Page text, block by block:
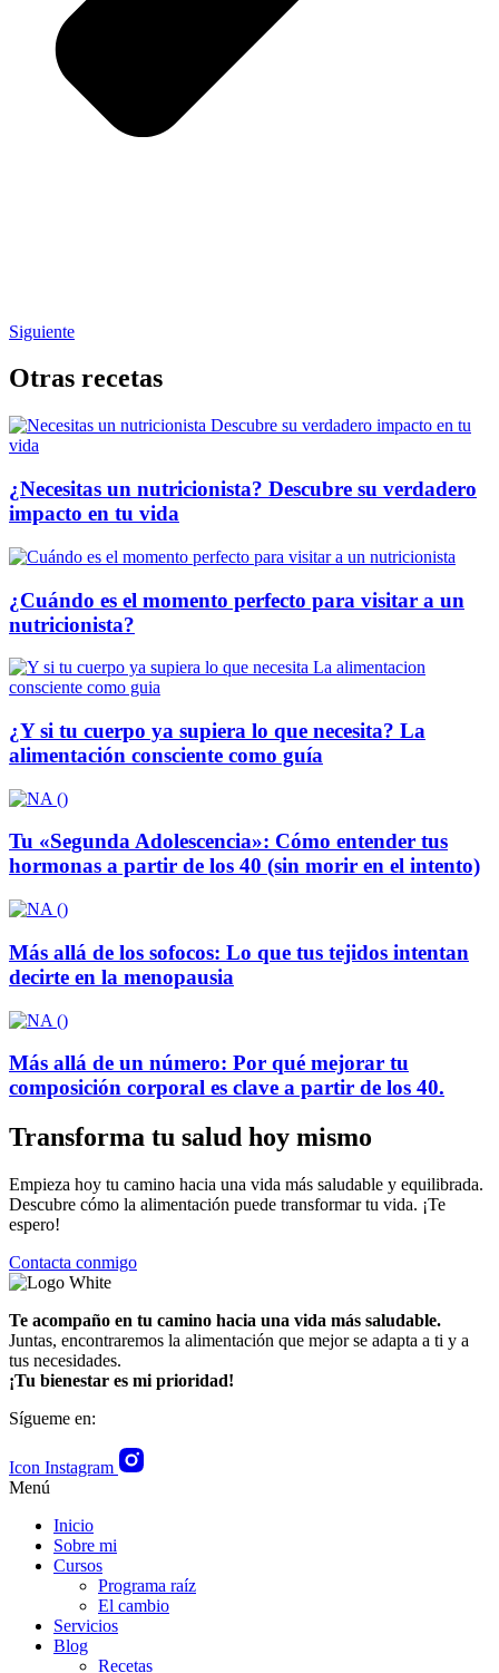
Siguiente
Otras recetas
¿Necesitas un nutricionista? Descubre su verdadero
impacto en tu vida
¿Cuándo es el momento perfecto para visitar a un
nutricionista?
¿Y si tu cuerpo ya supiera lo que necesita? La
alimentación consciente como guía
Tu «Segunda Adolescencia»: Cómo entender tus
hormonas a partir de los 40 (sin morir en el intento)
Más allá de los sofocos: Lo que tus tejidos intentan
decirte en la menopausia
Más allá de un número: Por qué mejorar tu
composición corporal es clave a partir de los 40.
Transforma tu salud hoy mismo
Empieza hoy tu camino hacia una vida más saludable y equilibrada.
Descubre cómo la alimentación puede transformar tu vida. ¡Te
espero!
Contacta conmigo
Te acompaño en tu camino hacia una vida más saludable.
Juntas, encontraremos la alimentación que mejor se adapta a ti y a
tus necesidades.
¡Tu bienestar es mi prioridad!
Sígueme en:
Icon Instagram
Menú
Inicio
Sobre mi
Cursos
Programa raíz
El cambio
Servicios
Blog
Recetas